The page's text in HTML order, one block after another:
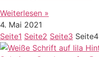
Weiterlesen »
4. Mai 2021
Seite1 Seite2 Seite3 Seite4